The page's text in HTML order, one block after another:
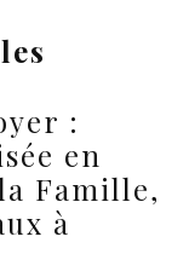
:
en
Famille,
à